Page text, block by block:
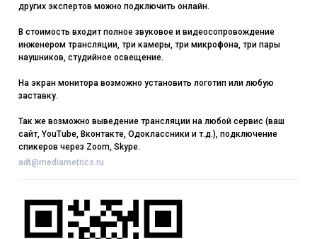
других экспертов можно подключить онлайн.
В стоимость входит полное звуковое и видеосопровождение
инженером трансляции, три камеры, три микрофона, три пары
наушников, студийное освещение.
На экран монитора возможно установить логотип или любую
заставку.
Так же возможно выведение трансляции на любой сервис (ваш
сайт, YouTube, Вконтакте, Одоклассники и т.д.), подключение
спикеров через Zoom, Skype.
adt@mediametrics.ru